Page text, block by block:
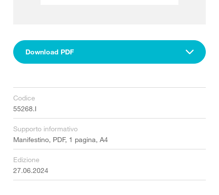
Download PDF
Codice
55268.I
Supporto informativo
Manifestino, PDF, 1 pagina, A4
Edizione
27.06.2024